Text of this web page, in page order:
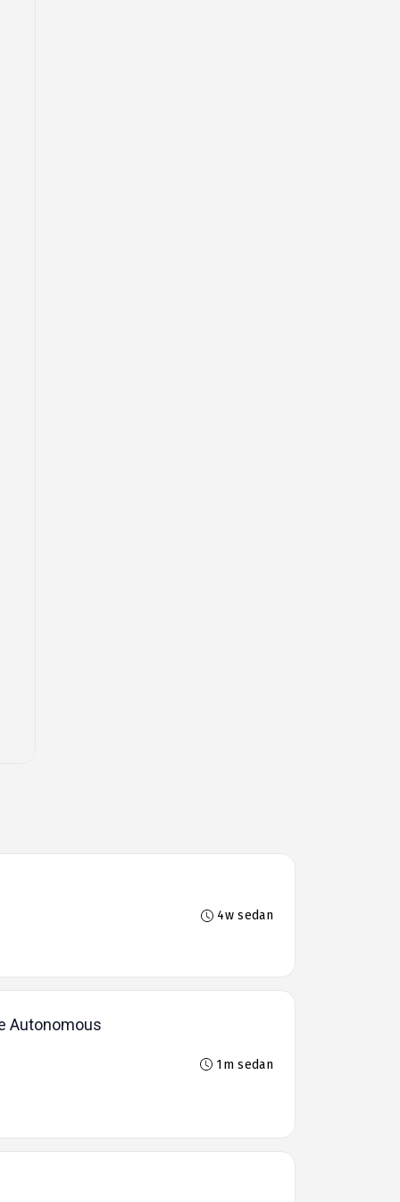
4w sedan
Autonomous
1m sedan